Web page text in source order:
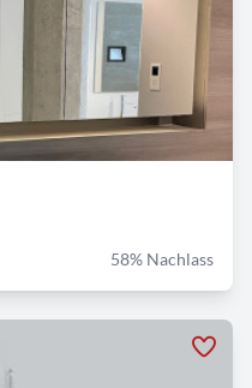
58% Nachlass